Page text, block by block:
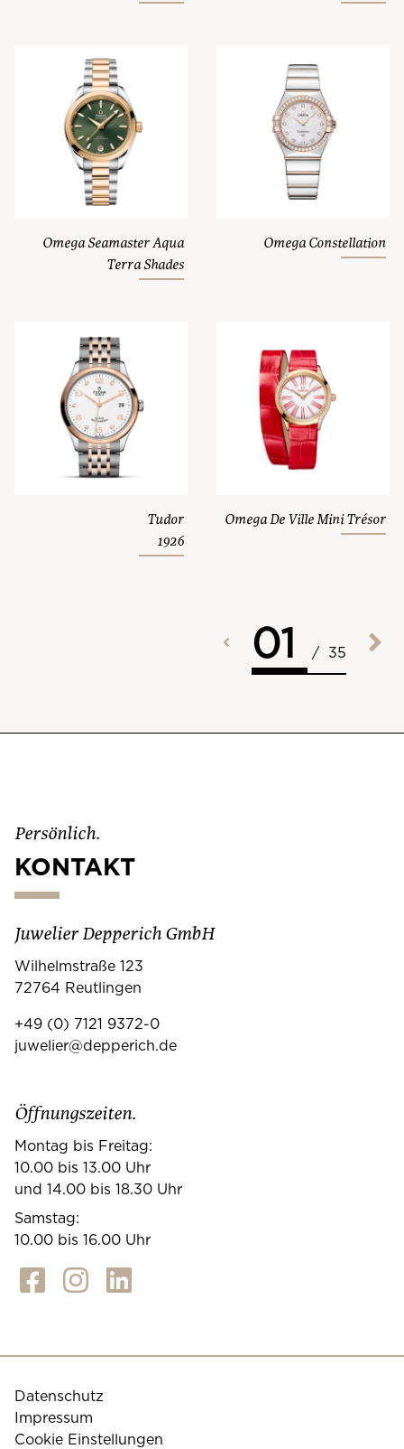
Omega Seamaster Aqua
Terra Shades
Omega Constellation
Tudor
1926
Omega De Ville Mini Trésor
01 / 35
Persönlich.
KONTAKT
Juwelier Depperich GmbH
Wilhelmstraße 123
72764 Reutlingen
+49 (0) 7121 9372-0
juwelier@depperich.de
Öffnungszeiten.
Montag bis Freitag:
10.00 bis 13.00 Uhr
und 14.00 bis 18.30 Uhr
Samstag:
10.00 bis 16.00 Uhr
Datenschutz
Impressum
Cookie Einstellungen